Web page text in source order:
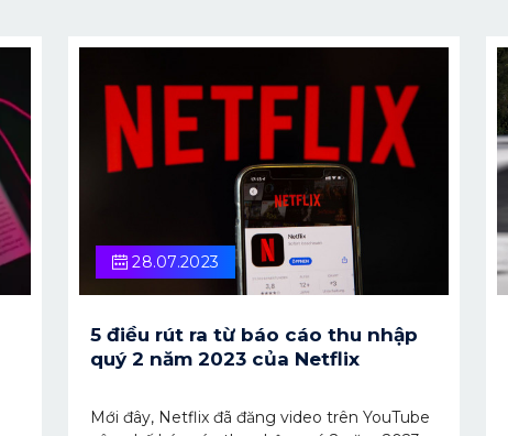
28.07.2023
5 điều rút ra từ báo cáo thu nhập
quý 2 năm 2023 của Netflix
Mới đây, Netflix đã đăng video trên YouTube